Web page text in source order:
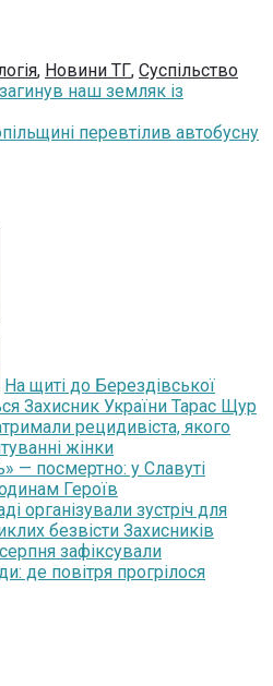
, Новини ТГ, Суспільство
наш земляк із
перевтілив автобусну
На щиті до Берездівської
Захисник України Тарас Щур
рецидивіста, якого
жінки
— посмертно: у Славуті
Героїв
організували зустріч для
безвісти Захисників
зафіксували
де повітря прогрілося